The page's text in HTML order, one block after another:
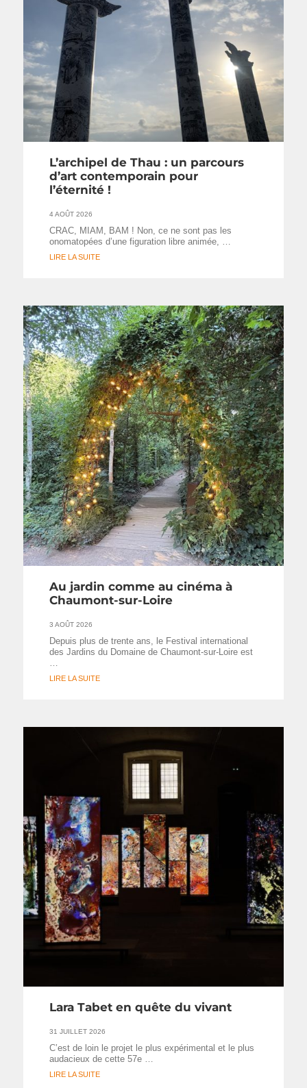
L’archipel de Thau : un parcours
d’art contemporain pour
l’éternité !
4 AOÛT 2026
CRAC, MIAM, BAM ! Non, ce ne sont pas les
onomatopées d’une figuration libre animée, …
LIRE LA SUITE
Au jardin comme au cinéma à
Chaumont-sur-Loire
3 AOÛT 2026
Depuis plus de trente ans, le Festival international
des Jardins du Domaine de Chaumont-sur-Loire est
LIRE LA SUITE
Lara Tabet en quête du vivant
31 JUILLET 2026
C’est de loin le projet le plus expérimental et le plus
audacieux de cette 57e …
LIRE LA SUITE